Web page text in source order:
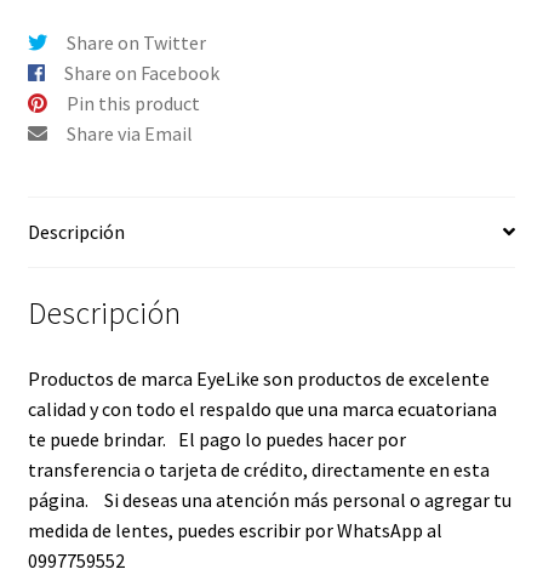
Color
3
cantidad
Share on Twitter
Share on Facebook
Pin this product
Share via Email
Descripción
Descripción
Productos de marca EyeLike son productos de excelente
calidad y con todo el respaldo que una marca ecuatoriana
te puede brindar. El pago lo puedes hacer por
transferencia o tarjeta de crédito, directamente en esta
página. Si deseas una atención más personal o agregar tu
medida de lentes, puedes escribir por WhatsApp al
0997759552